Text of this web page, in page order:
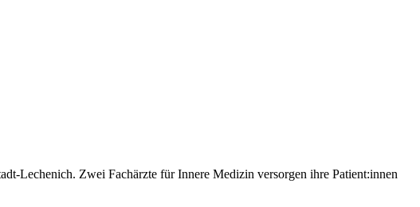
Lechenich. Zwei Fachärzte für Innere Medizin versorgen ihre Patient:innen